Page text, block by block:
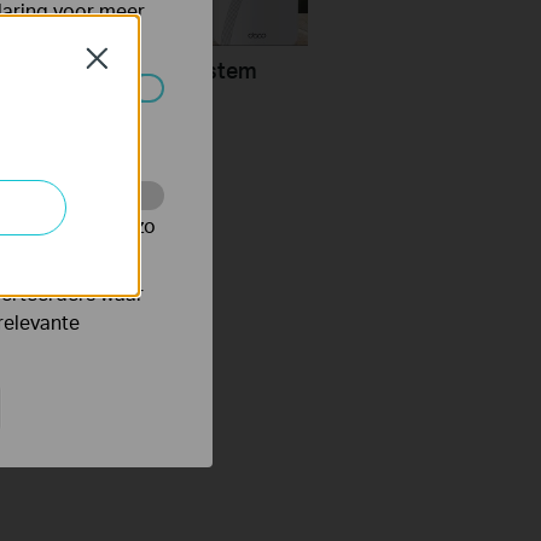
Configure a Deco System
Close
voor meer
te volgen en zo
waar